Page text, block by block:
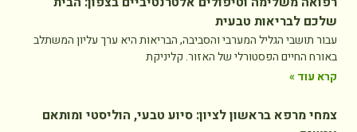
שלכם לבריאות טבעית
עבור תושבי הגליל המערבי והסביבה, הבריאות היא ערך עליון המשתלב
באורח החיים הפסטורלי של האזור. קליניקת
קרא עוד »
צמחי מרפא בראשון לציון: סיוע טבעי, הוליסטי ומותאם